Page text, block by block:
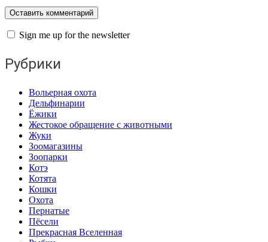
Sign me up for the newsletter
Рубрики
Вольерная охота
Дельфинарии
Ёжики
Жестокое обращение с животными
Жуки
Зоомагазины
Зоопарки
Котэ
Котята
Кошки
Охота
Пернатые
Пёсели
Прекрасная Вселенная